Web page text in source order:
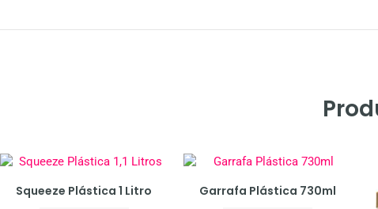
Squeeze Plástica 1 Litro Garrafa Plástica 730ml